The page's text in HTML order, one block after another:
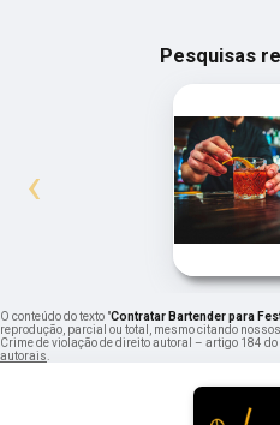
Pesquisas
‹
O conteúdo do texto "Contratar Bartender para
reprodução, parcial ou total, mesmo citando
Crime de violação de direito autoral – artigo 184 do
autorais